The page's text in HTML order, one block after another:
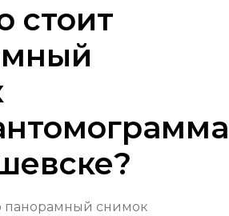
стоит
панорамный снимок